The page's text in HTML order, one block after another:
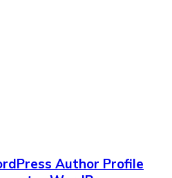
Author Profile